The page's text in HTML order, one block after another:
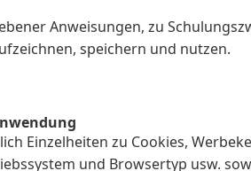
Anweisungen, zu
speichern und nutzen.
Einzelheiten zu Cookies,
und Browsertyp usw.